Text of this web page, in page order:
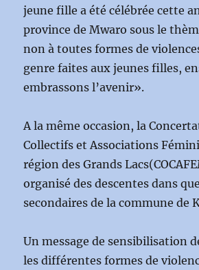
jeune fille a été célébrée cette
province de Mwaro sous le
non à toutes formes de
genre faites aux jeunes filles,
embrassons l’avenir».
A la même occasion, la
Collectifs et Associations
région des Grands
organisé des descentes dans
secondaires de la commune de
Un message de sensibilisation
les différentes formes de